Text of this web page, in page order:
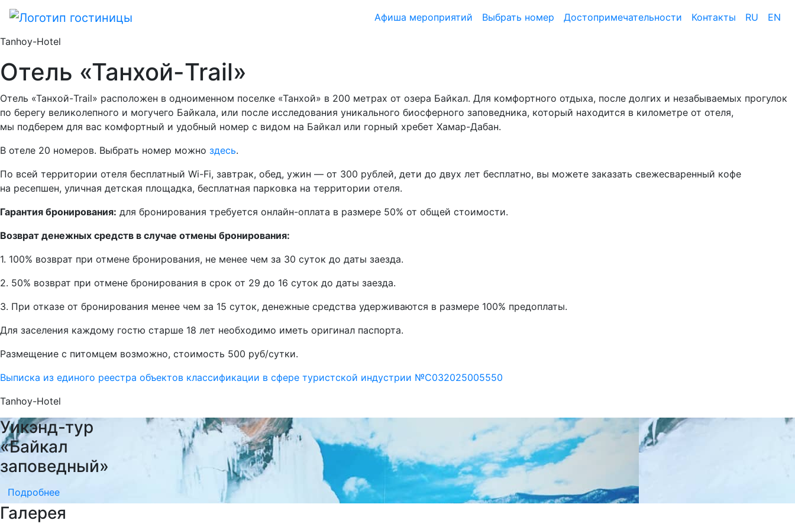
Афиша мероприятий Выбрать номер Достопримеча­тельности Контакты RU EN
Tanhoy-Hotel
Отель «Танхой-Trail»
Отель «Танхой-Trail» расположен в одноименном поселке «Танхой» в 200 метрах от озера Байкал. Для комфортного отдыха, после долгих и незабываемых прогулок
по берегу великолепного и могучего Байкала, или после исследования уникального биосферного заповедника, который находится в километре от отеля,
мы подберем для вас комфортный и удобный номер с видом на Байкал или горный хребет Хамар-Дабан.
В отеле 20 номеров. Выбрать номер можно здесь.
По всей территории отеля бесплатный Wi-Fi, завтрак, обед, ужин — от 300 рублей, дети до двух лет бесплатно, вы можете заказать свежесваренный кофе
на ресепшен, уличная детская площадка, бесплатная парковка на территории отеля.
Гарантия бронирования: для бронирования требуется онлайн-оплата в размере 50% от общей стоимости.
Возврат денежных средств в случае отмены бронирования:
1. 100% возврат при отмене бронирования, не менее чем за 30 суток до даты заезда.
2. 50% возврат при отмене бронирования в срок от 29 до 16 суток до даты заезда.
3. При отказе от бронирования менее чем за 15 суток, денежные средства удерживаются в размере 100% предоплаты.
Для заселения каждому гостю старше 18 лет необходимо иметь оригинал паспорта.
Размещение с питомцем возможно, стоимость 500 руб/сутки.
Выписка из единого реестра объектов классификации в сфере туристской индустрии №С032025005550
Tanhoy-Hotel
Уикэнд-тур
«Байкал
заповедный»
Подробнее
Галерея